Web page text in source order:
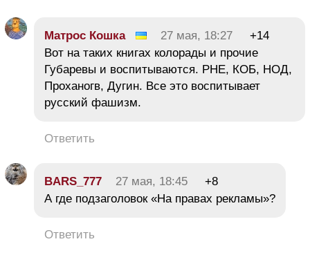
Матрос Кошка 27 мая, 18:27
+14
Вот на таких книгах колорады и прочие
Губаревы и воспитываются. РНЕ, КОБ, НОД,
Проханогв, Дугин. Все это воспитывает
русский фашизм.
Ответить
BARS_777 27 мая, 18:45
+8
А где подзаголовок «На правах рекламы»?
Ответить